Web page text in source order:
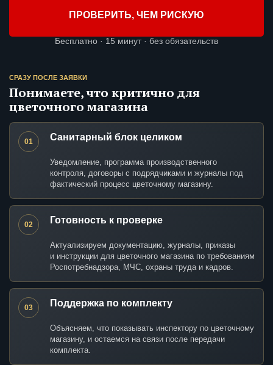
ПРОВЕРИТЬ, ЧЕМ РИСКУЮ
Бесплатно · 15 минут · без обязательств
СРАЗУ ПОСЛЕ ЗАЯВКИ
Понимаете, что критично для
цветочного магазина
01 Санитарный блок целиком
Уведомление, программа производственного
контроля, договоры с подрядчиками и журналы под
фактический процесс цветочному магазину.
02 Готовность к проверке
Актуализируем документацию, журналы, приказы
и инструкции для цветочного магазина по требованиям
Роспотребнадзора, МЧС, охраны труда и кадров.
03 Поддержка по комплекту
Объясняем, что показывать инспектору по цветочному
магазину, и остаемся на связи после передачи
комплекта.